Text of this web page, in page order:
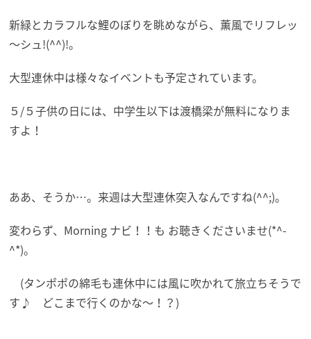
新緑とカラフルな鯉のぼりを眺めながら、薫風でリフレッ
～シュ!(^^)!。
大型連休中は様々なイベントも予定されています。
５/５子供の日には、中学生以下は渡橋梁が無料になりま
すよ！
ああ、そうか…。来週は大型連休突入なんですね(^^;)。
変わらず、Morning ナビ！！も お聴きくださいませ(*^-
^*)。
(タンポポの綿毛も連休中には風に吹かれて旅立ちそうで
す♪ どこまで行くのかな～！？)